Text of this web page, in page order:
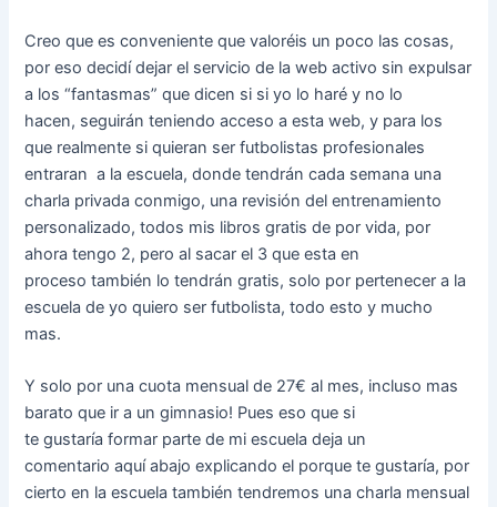
Creo que es conveniente que valoréis un poco las cosas,
por eso decidí dejar el servicio de la web activo sin expulsar
a los “fantasmas” que dicen si si yo lo haré y no lo
hacen, seguirán teniendo acceso a esta web, y para los
que realmente si quieran ser futbolistas profesionales
entraran a la escuela, donde tendrán cada semana una
charla privada conmigo, una revisión del entrenamiento
personalizado, todos mis libros gratis de por vida, por
ahora tengo 2, pero al sacar el 3 que esta en
proceso también lo tendrán gratis, solo por pertenecer a la
escuela de yo quiero ser futbolista, todo esto y mucho
mas.
Y solo por una cuota mensual de 27€ al mes, incluso mas
barato que ir a un gimnasio! Pues eso que si
te gustaría formar parte de mi escuela deja un
comentario aquí abajo explicando el porque te gustaría, por
cierto en la escuela también tendremos una charla mensual